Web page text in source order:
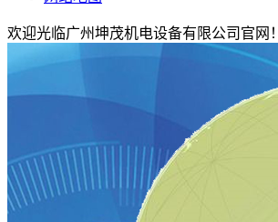
欢迎光临广州坤茂机电设备有限公司官网！